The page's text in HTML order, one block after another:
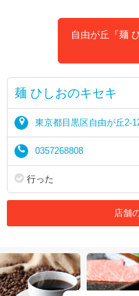
自由が丘『麺
麺 ひしおのキセキ
東京都目黒区自由が丘
0357268808
行った
店舗